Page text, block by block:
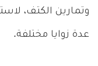
وتمارين الكتف،
عدة زوايا مختلفة.